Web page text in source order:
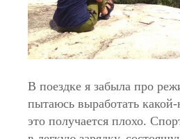
В поездке я забыла про
пытаюсь выработать
это получается плохо.